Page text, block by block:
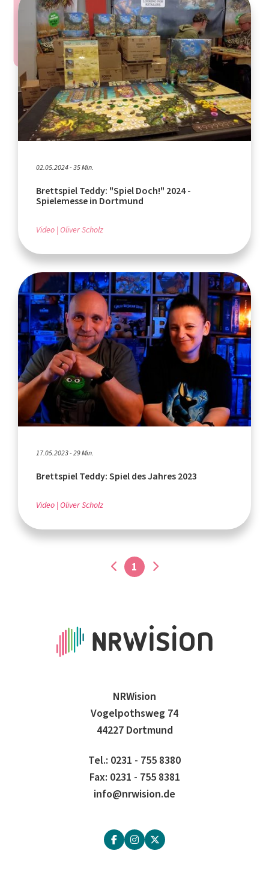
02.05.2024 - 35 Min.
Brettspiel Teddy: "Spiel Doch!" 2024 -
Spielemesse in Dortmund
Video Oliver Scholz
17.05.2023 - 29 Min.
Brettspiel Teddy: Spiel des Jahres 2023
Video Oliver Scholz
1
NRWision
Vogelpothsweg 74
44227 Dortmund
Tel.: 0231 - 755 8380
Fax: 0231 - 755 8381
info@nrwision.de